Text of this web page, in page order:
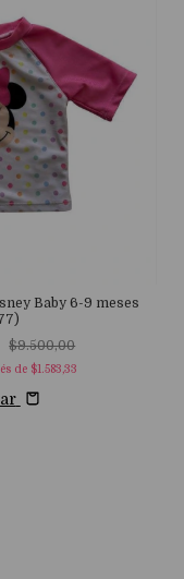
Baby 6-9 meses
$9.500,00
de $1.583,33